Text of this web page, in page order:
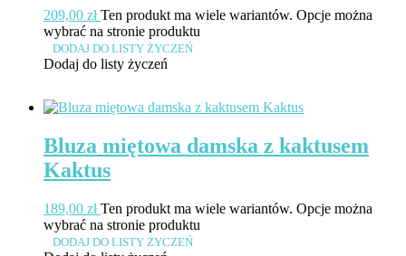
209,00 zł Ten produkt ma wiele wariantów. Opcje można
wybrać na stronie produktu
DODAJ DO LISTY ŻYCZEŃ
Dodaj do listy życzeń
Bluza miętowa damska z kaktusem
Kaktus
189,00 zł Ten produkt ma wiele wariantów. Opcje można
wybrać na stronie produktu
DODAJ DO LISTY ŻYCZEŃ